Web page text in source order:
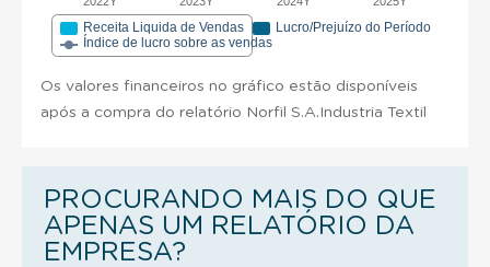
Receita Liquida de Vendas
Lucro/Prejuízo do Período
Índice de lucro sobre as vendas
Os valores financeiros no gráfico estão disponíveis
após a compra do relatório Norfil S.A.Industria Textil
PROCURANDO MAIS DO QUE
APENAS UM RELATÓRIO DA
EMPRESA?